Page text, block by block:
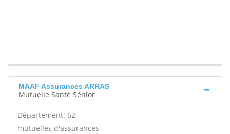
MAAF Assurances ARRAS
Mutuelle Santé Sénior
Département: 62
mutuelles d'assurances